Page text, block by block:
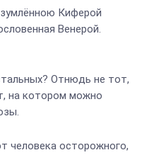
Киферой
Венерой.
Отнюдь не тот,
на котором можно
человека осторожного,